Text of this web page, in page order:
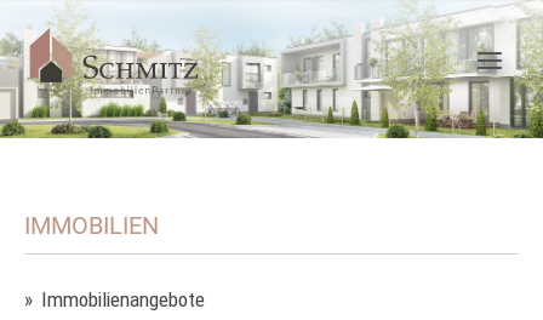
IMMOBILIEN
Immobilienangebote